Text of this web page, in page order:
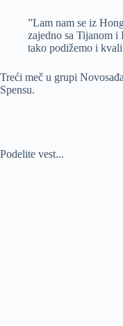
”Lam nam se iz
zajedno sa Tijanom i
tako podižemo i
Treći meč u grupi
Spensu.
Podelite vest...